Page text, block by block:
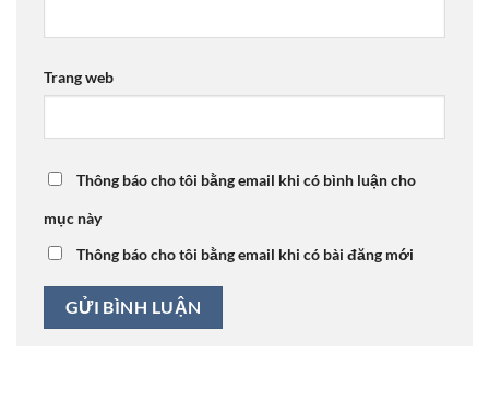
Trang web
Thông báo cho tôi bằng email khi có bình luận cho
mục này
Thông báo cho tôi bằng email khi có bài đăng mới